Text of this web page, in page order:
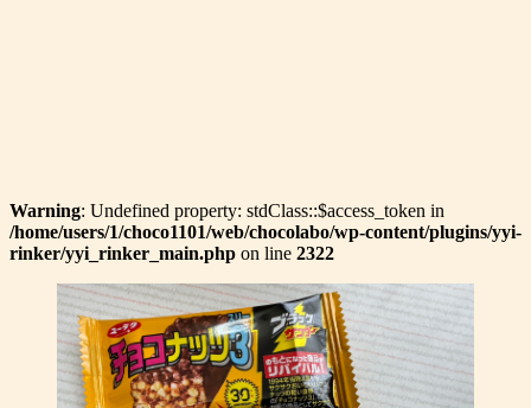
Warning: Undefined property: stdClass::$access_token in
/home/users/1/choco1101/web/chocolabo/wp-content/plugins/yyi-
rinker/yyi_rinker_main.php on line 2322